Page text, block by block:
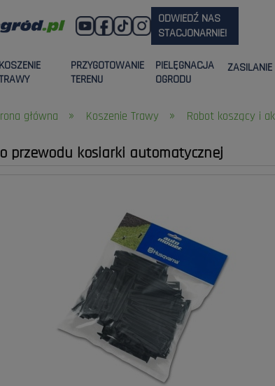
ODWIEDŹ NAS
STACJONARNIE!
KOSZENIE
PRZYGOTOWANIE
TERENU
PIELĘGNACJA
OGRODU
ZASILANIE
główna » Koszenie Trawy » Robot koszący i
przewodu kosiarki automatycznej